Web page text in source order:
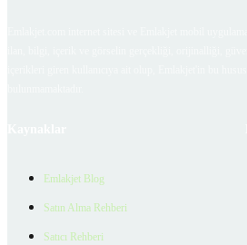
Emlakjet Blog
Satın Alma Rehberi
Satıcı Rehberi